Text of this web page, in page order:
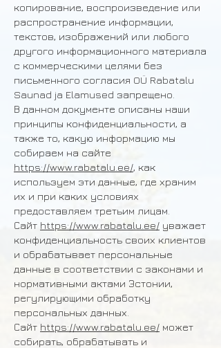
копирование, воспроизведение или
распространение информации,
текстов, изображений или любого
другого информационного материала
с коммерческими целями без
письменного согласия OÜ Rabatalu
Saunad ja Elamused запрещено.
В данном документе описаны наши
принципы конфиденциальности, а
также то, какую информацию мы
собираем на сайте
https://www.rabatalu.ee/, как
используем эти данные, где храним
их и при каких условиях
предоставляем третьим лицам.
Сайт https://www.rabatalu.ee/ уважает
конфиденциальность своих клиентов
и обрабатывает персональные
данные в соответствии с законами и
нормативными актами Эстонии,
регулирующими обработку
персональных данных.
Сайт https://www.rabatalu.ee/ может
собирать, обрабатывать и